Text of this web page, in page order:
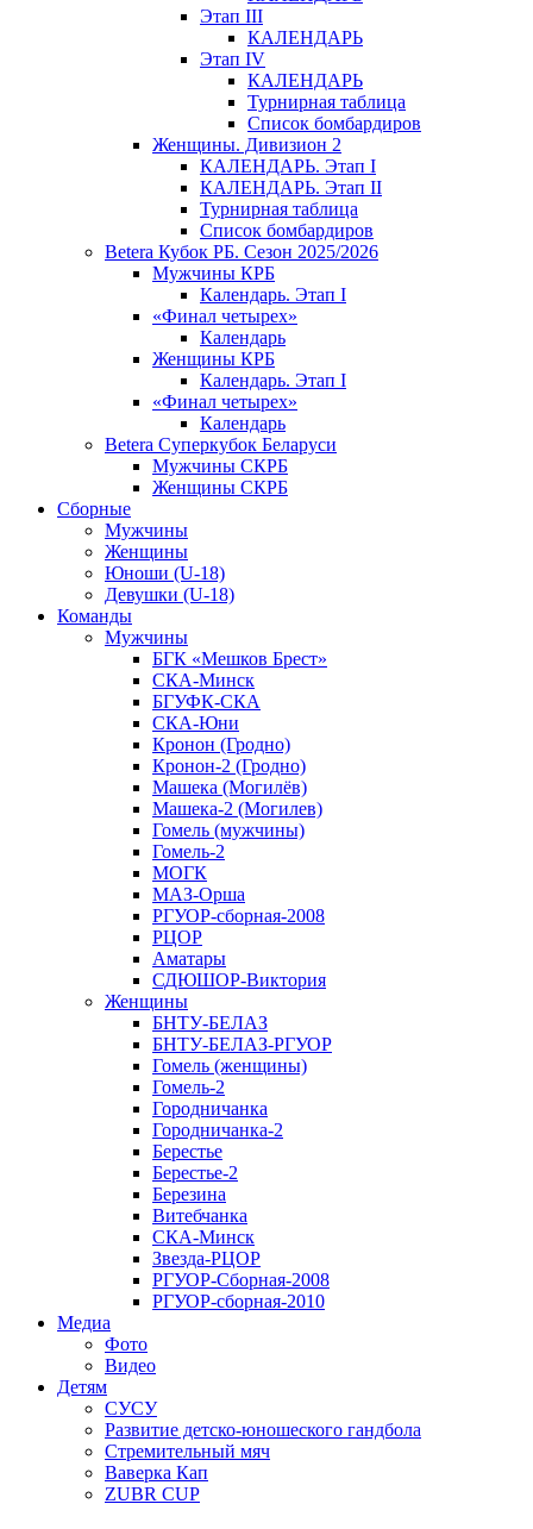
Этап III
КАЛЕНДАРЬ
Этап IV
КАЛЕНДАРЬ
Турнирная таблица
Список бомбардиров
Женщины. Дивизион 2
КАЛЕНДАРЬ. Этап I
КАЛЕНДАРЬ. Этап II
Турнирная таблица
Список бомбардиров
Betera Кубок РБ. Сезон 2025/2026
Мужчины КРБ
Календарь. Этап I
«Финал четырех»
Календарь
Женщины КРБ
Календарь. Этап I
«Финал четырех»
Календарь
Betera Суперкубок Беларуси
Мужчины СКРБ
Женщины СКРБ
Сборные
Мужчины
Женщины
Юноши (U-18)
Девушки (U-18)
Команды
Мужчины
БГК «Мешков Брест»
СКА-Минск
БГУФК-СКА
СКА-Юни
Кронон (Гродно)
Кронон-2 (Гродно)
Машека (Могилёв)
Машека-2 (Могилев)
Гомель (мужчины)
Гомель-2
МОГК
МАЗ-Орша
РГУОР-сборная-2008
РЦОР
Аматары
СДЮШОР-Виктория
Женщины
БНТУ-БЕЛАЗ
БНТУ-БЕЛАЗ-РГУОР
Гомель (женщины)
Гомель-2
Городничанка
Городничанка-2
Берестье
Берестье-2
Березина
Витебчанка
СКА-Минск
Звезда-РЦОР
РГУОР-Сборная-2008
РГУОР-сборная-2010
Медиа
Фото
Видео
Детям
СУСУ
Развитие детско-юношеского гандбола
Стремительный мяч
Ваверка Кап
ZUBR CUP